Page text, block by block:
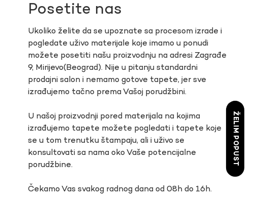
Posetite nas
Ukoliko želite da se upoznate sa procesom izrade i
pogledate uživo materijale koje imamo u ponudi
možete posetiti našu proizvodnju na adresi Zagrađe
9, Mirijevo(Beograd). Nije u pitanju standardni
prodajni salon i nemamo gotove tapete, jer sve
izrađujemo tačno prema Vašoj porudžbini.
U našoj proizvodnji pored materijala na kojima
izrađujemo tapete možete pogledati i tapete koje
se u tom trenutku štampaju, ali i uživo se
konsultovati sa nama oko Vaše potencijalne
porudžbine.
Čekamo Vas svakog radnog dana od 08h do 16h.
ŽELIM POPUST